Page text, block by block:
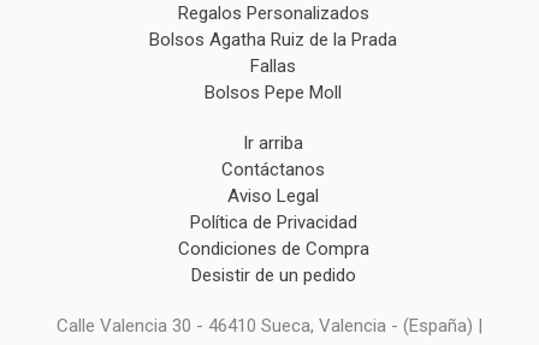
Regalos Personalizados
Bolsos Agatha Ruiz de la Prada
Fallas
Bolsos Pepe Moll
Ir arriba
Contáctanos
Aviso Legal
Política de Privacidad
Condiciones de Compra
Desistir de un pedido
Calle Valencia 30 - 46410 Sueca, Valencia - (España) |